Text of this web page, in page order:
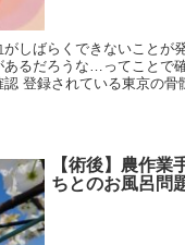
しばらくできないことが
あるだろうな…ってことで
登録されている東京の骨
【術後】農作業
ちとのお風呂問